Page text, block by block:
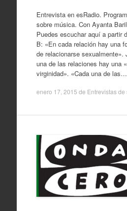
Entrevista en esRadio.
sobre música. Con Ayanta
Puedes escuchar aquí a
B: «En cada relación hay una
de relacionarse
una de las relaciones hay una
virginidad». «Cada una de las…
enero 17, 2015 de Entrevistas